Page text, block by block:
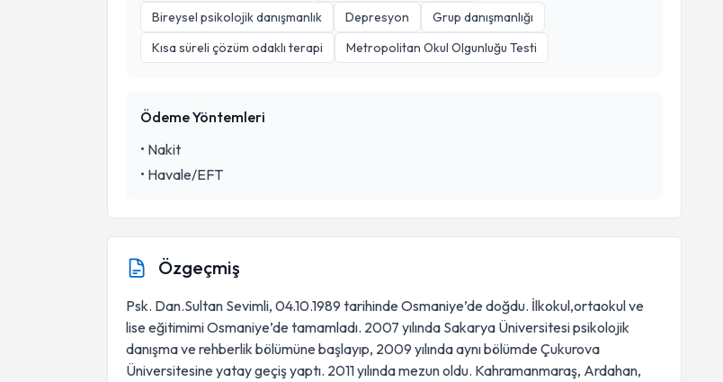
Bireysel psikolojik danışmanlık
Depresyon
Grup danışmanlığı
Kısa süreli çözüm odaklı terapi
Metropolitan Okul Olgunluğu Testi
Ödeme Yöntemleri
• Nakit
• Havale/EFT
Özgeçmiş
Psk. Dan.Sultan Sevimli, 04.10.1989 tarihinde Osmaniye’de doğdu. İlkokul,ortaokul ve
lise eğitimimi Osmaniye’de tamamladı. 2007 yılında Sakarya Üniversitesi psikolojik
danışma ve rehberlik bölümüne başlayıp, 2009 yılında aynı bölümde Çukurova
Üniversitesine yatay geçiş yaptı. 2011 yılında mezun oldu. Kahramanmaraş, Ardahan,